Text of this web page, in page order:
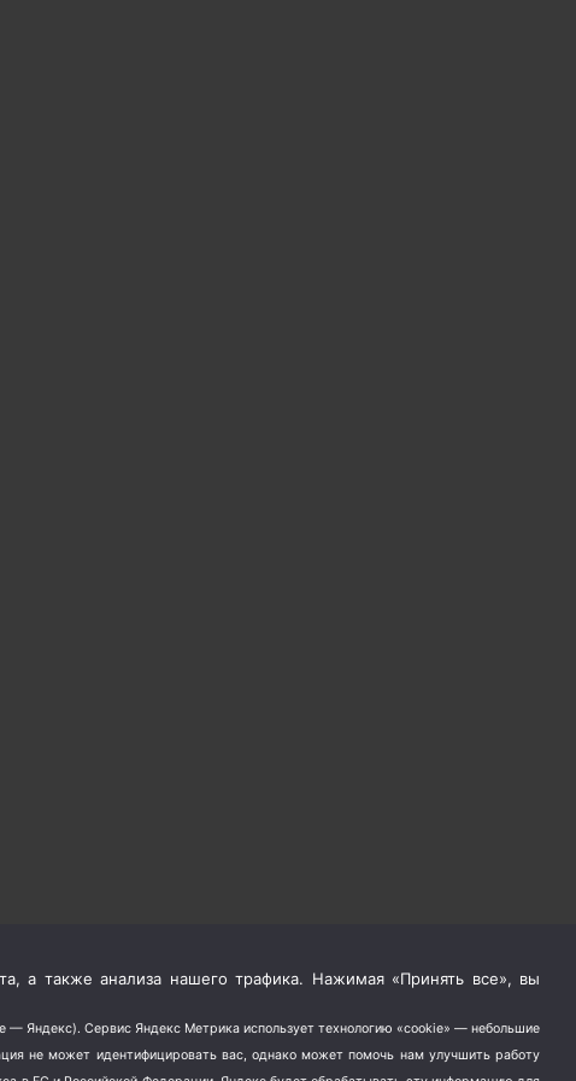
а также анализа нашего трафика. Нажимая «Принять все», вы
— Яндекс). Сервис Яндекс Метрика использует технологию «cookie» — небольшие
не может идентифицировать вас, однако может помочь нам улучшить работу